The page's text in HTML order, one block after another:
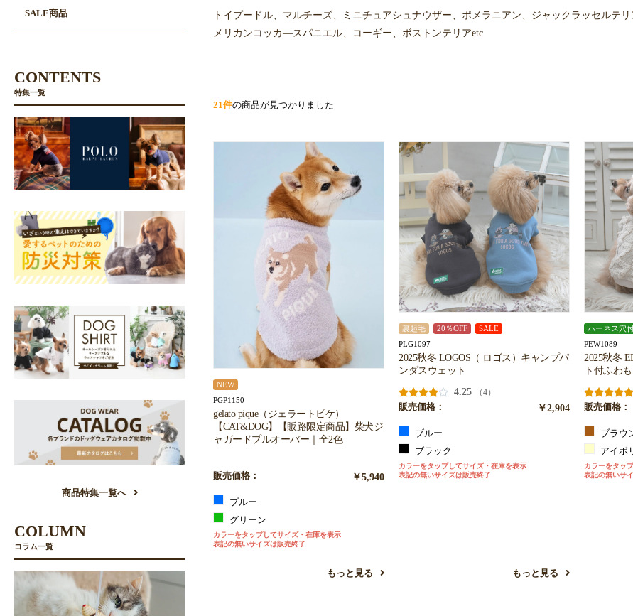
トイプードル、マルチーズ、ミニチュアシュナウザー、ポメラニアン、ジャックラッセルテ
メリカンコッカ―スパニエル、コーギー、ボストンテリアetc
21件の商品が見つかりました
NEW
PGP1150
gelato pique（ジェラートピケ）
【CAT&DOG】【販路限定商品】柴犬ジ
ャガードプルオーバー｜全2色
販売価格： ￥5,940
ブルー
グリーン
カラーをタップしてサイズ・在庫を表示
表記の無いサイズは販売終了
もっと見る
裏起毛 20％OFF SALE
PLG1097
2025秋冬 LOGOS（ ロゴス）キャンプパ
ンダスウェット
4.25
（4）
販売価格：
￥2,904
ブルー
ブラック
カラーをタップしてサイズ・在庫を表示
表記の無いサイズは販売終了
もっと見る
ハーネス穴
PEW1089
2025秋冬
ト付ふわ
販売価格：
ブラウ
アイボ
カラーをタッ
表記の無いサ
SALE商品
CONTENTS
特集一覧
商品特集一覧へ
COLUMN
コラム一覧